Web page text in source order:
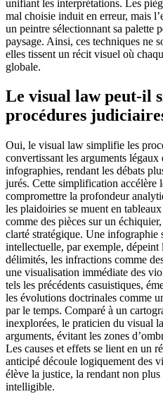
unifiant les interprétations. Les
mal choisie induit en erreur, mais
un peintre sélectionnant sa palette
paysage. Ainsi, ces techniques ne
elles tissent un récit visuel où
globale.
Le visual law peut-il
procédures
Oui, le visual law simplifie les
convertissant les arguments légaux
infographies, rendant les débats
jurés. Cette simplification accélère
compromettre la profondeur
les plaidoiries se muent en
comme des pièces sur un
clarté stratégique. Une infographie
intellectuelle, par exemple, dépeint
délimités, les infractions comme
une visualisation immédiate des
tels les précédents casuistiques,
les évolutions doctrinales comme
par le temps. Comparé à un
inexplorées, le praticien du visual
arguments, évitant les zones
Les causes et effets se lient en un
anticipé découle logiquement des
élève la justice, la rendant non
intelligible.